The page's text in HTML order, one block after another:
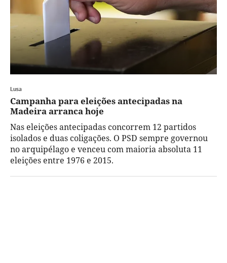
Lusa
Campanha para eleições antecipadas na
Madeira arranca hoje
Nas eleições antecipadas concorrem 12 partidos
isolados e duas coligações. O PSD sempre governou
no arquipélago e venceu com maioria absoluta 11
eleições entre 1976 e 2015.